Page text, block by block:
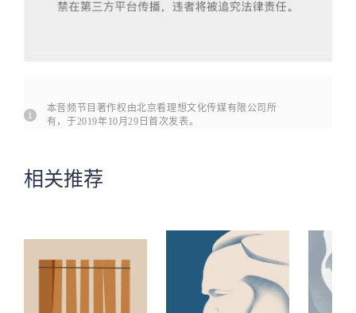
本音频节目著作权由北京看理想文化传媒有限公司所
有，于2019年10月29日首次发表。
相关推荐